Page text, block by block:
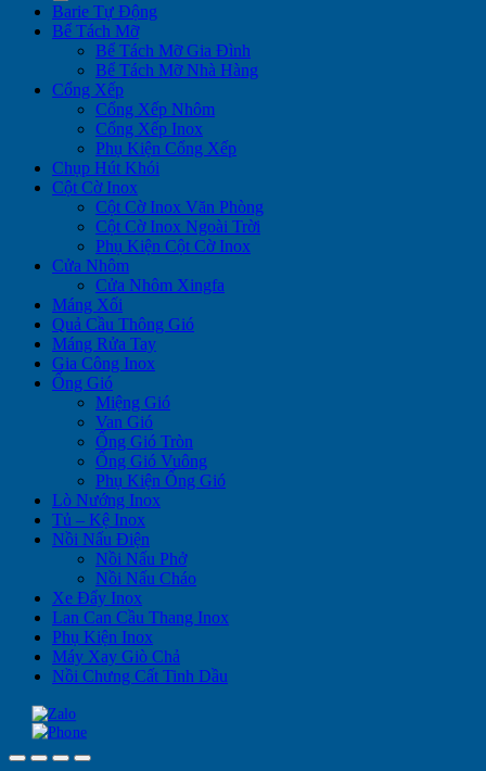
Barie Tự Động
Bể Tách Mỡ
Bể Tách Mỡ Gia Đình
Bể Tách Mỡ Nhà Hàng
Cổng Xếp
Cổng Xếp Nhôm
Cổng Xếp Inox
Phụ Kiện Cổng Xếp
Chụp Hút Khói
Cột Cờ Inox
Cột Cờ Inox Văn Phòng
Cột Cờ Inox Ngoài Trời
Phụ Kiện Cột Cờ Inox
Cửa Nhôm
Cửa Nhôm Xingfa
Máng Xối
Quả Cầu Thông Gió
Máng Rửa Tay
Gia Công Inox
Ống Gió
Miệng Gió
Van Gió
Ống Gió Tròn
Ống Gió Vuông
Phụ Kiện Ống Gió
Lò Nướng Inox
Tủ – Kệ Inox
Nồi Nấu Điện
Nồi Nấu Phở
Nồi Nấu Cháo
Xe Đẩy Inox
Lan Can Cầu Thang Inox
Phụ Kiện Inox
Máy Xay Giò Chả
Nồi Chưng Cất Tinh Dầu